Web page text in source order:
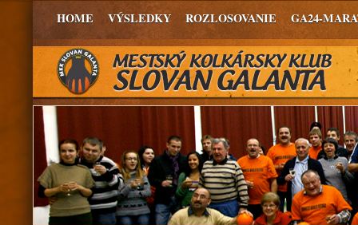
HOME VÝSLEDKY ROZLOSOVANIE GA24-